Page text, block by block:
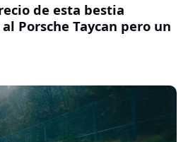
de esta bestia
Porsche Taycan pero un